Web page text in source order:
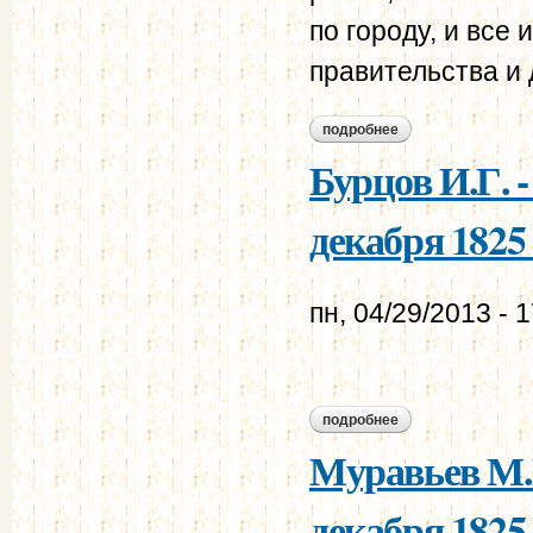
по городу, и
правительства
подробнее о восстание 1825
Бурцов И.Г.
декабря 1825
пн, 04/29/2013 -
подробнее о бурцов и.г. -
Муравьев